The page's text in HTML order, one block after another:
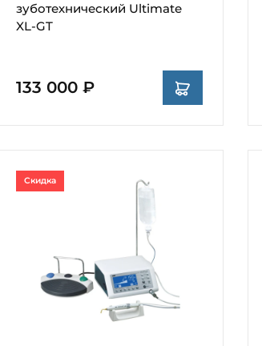
зуботехнический Ultimate
XL-GT
133 000 ₽
Скидка